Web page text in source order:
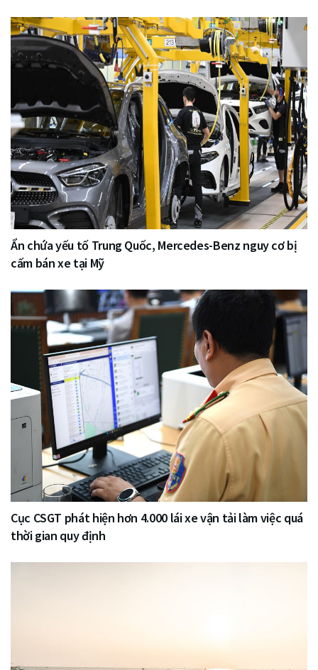
Ẩn chứa yếu tố Trung Quốc, Mercedes-Benz nguy cơ bị
cấm bán xe tại Mỹ
Cục CSGT phát hiện hơn 4.000 lái xe vận tải làm việc quá
thời gian quy định